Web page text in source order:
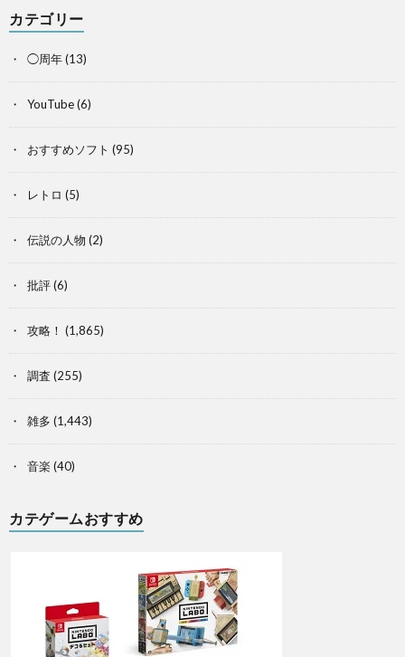
カテゴリー
◯周年(13)
YouTube(6)
おすすめソフト (95)
レトロ (5)
伝説の人物 (2)
批評(6)
攻略！ (1,865)
調査 (255)
雑多 (1,443)
音楽 (40)
カテゲームおすすめ